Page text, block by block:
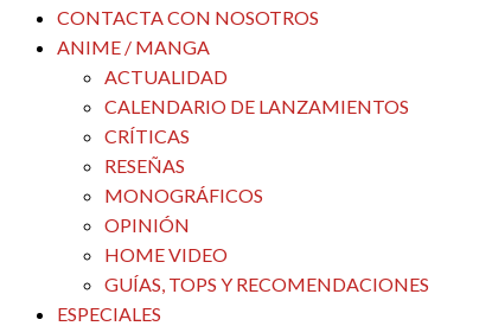
CONTACTA CON NOSOTROS
ANIME / MANGA
ACTUALIDAD
CALENDARIO DE LANZAMIENTOS
CRÍTICAS
RESEÑAS
MONOGRÁFICOS
OPINIÓN
HOME VIDEO
GUÍAS, TOPS Y RECOMENDACIONES
ESPECIALES